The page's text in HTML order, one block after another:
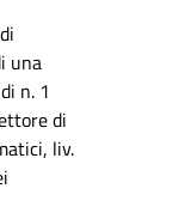
una
n. 1
di
liv.